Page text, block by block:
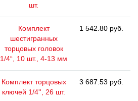
шт.
Комплект
шестигранных
торцовых головок
1/4“, 10 шт., 4-13 мм
1 542.80 руб.
Комплект торцовых
ключей 1/4'', 26 шт.
3 687.53 руб.